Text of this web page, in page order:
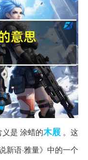
是 涂蜡的木屐 。这
新语·雅量》中的一个